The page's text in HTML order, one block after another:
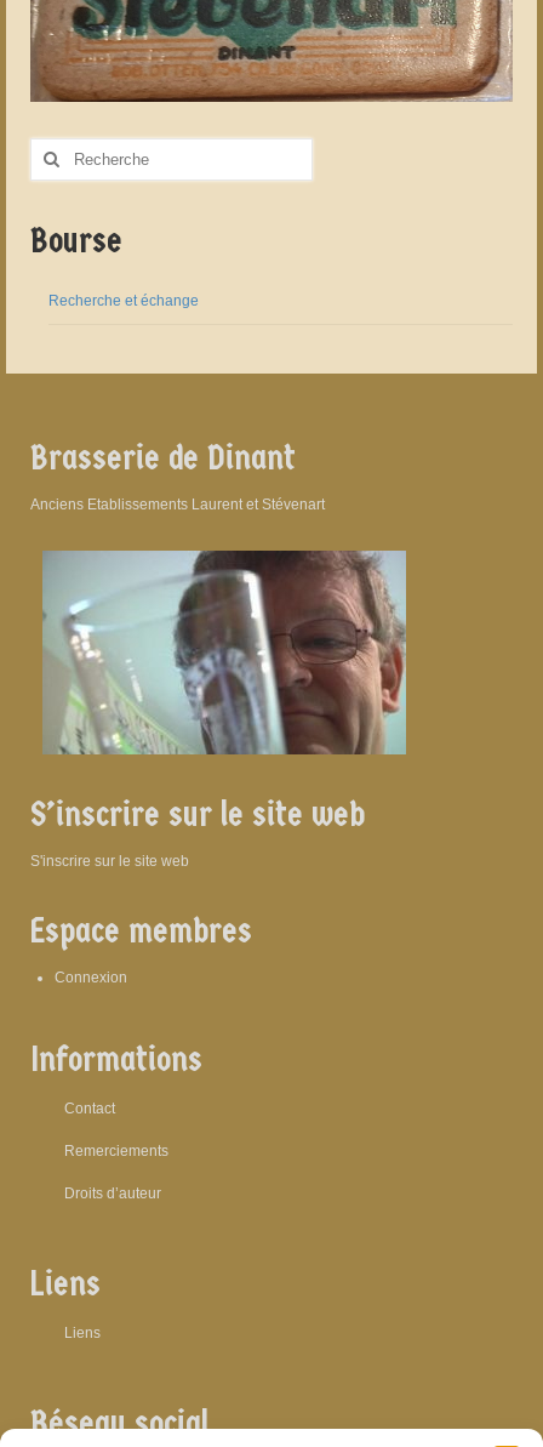
Rechercher
Bourse
Recherche et échange
Brasserie de Dinant
Anciens Etablissements Laurent et Stévenart
S’inscrire sur le site web
S'inscrire sur le site web
Espace membres
Connexion
Informations
Contact
Remerciements
Droits d’auteur
Liens
Liens
Réseau social